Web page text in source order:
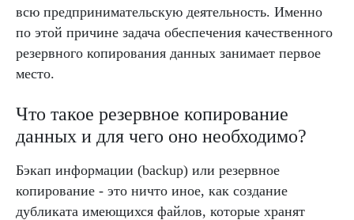
всю предпринимательскую деятельность. Именно
по этой причине задача обеспечения качественного
резервного копирования данных занимает первое
место.
Что такое резервное копирование
данных и для чего оно необходимо?
Бэкап информации (backup) или резервное
копирование - это ничто иное, как создание
дубликата имеющихся файлов, которые хранят